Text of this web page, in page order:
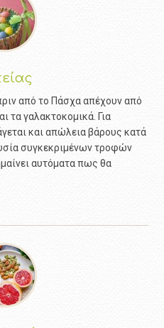
από το Πάσχα απέχουν από
τα γαλακτοκομικά. Για
και απώλεια βάρους κατά
συγκεκριμένων τροφών
αυτόματα πως θα